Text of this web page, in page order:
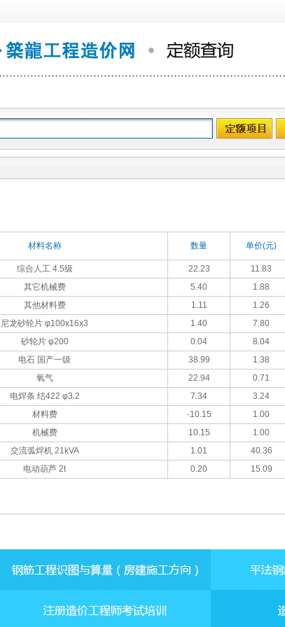
材料名称 数量 单价(元)
综合人工 4.5级 22.23 11.83
其它机械费 5.40 1.88
其他材料费 1.11 1.26
尼龙砂轮片 φ100x16x3 1.40 7.80
砂轮片 φ200 0.04 8.04
电石 国产一级 38.99 1.38
氧气 22.94 0.71
电焊条 结422 φ3.2 7.34 3.24
材料费 -10.15 1.00
机械费 10.15 1.00
交流弧焊机 21kVA 1.01 40.36
电动葫芦 2t 0.20 15.09